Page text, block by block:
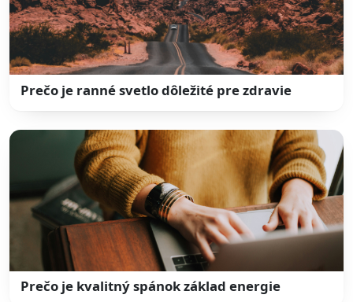
Prečo je ranné svetlo dôležité pre zdravie
Prečo je kvalitný spánok základ energie